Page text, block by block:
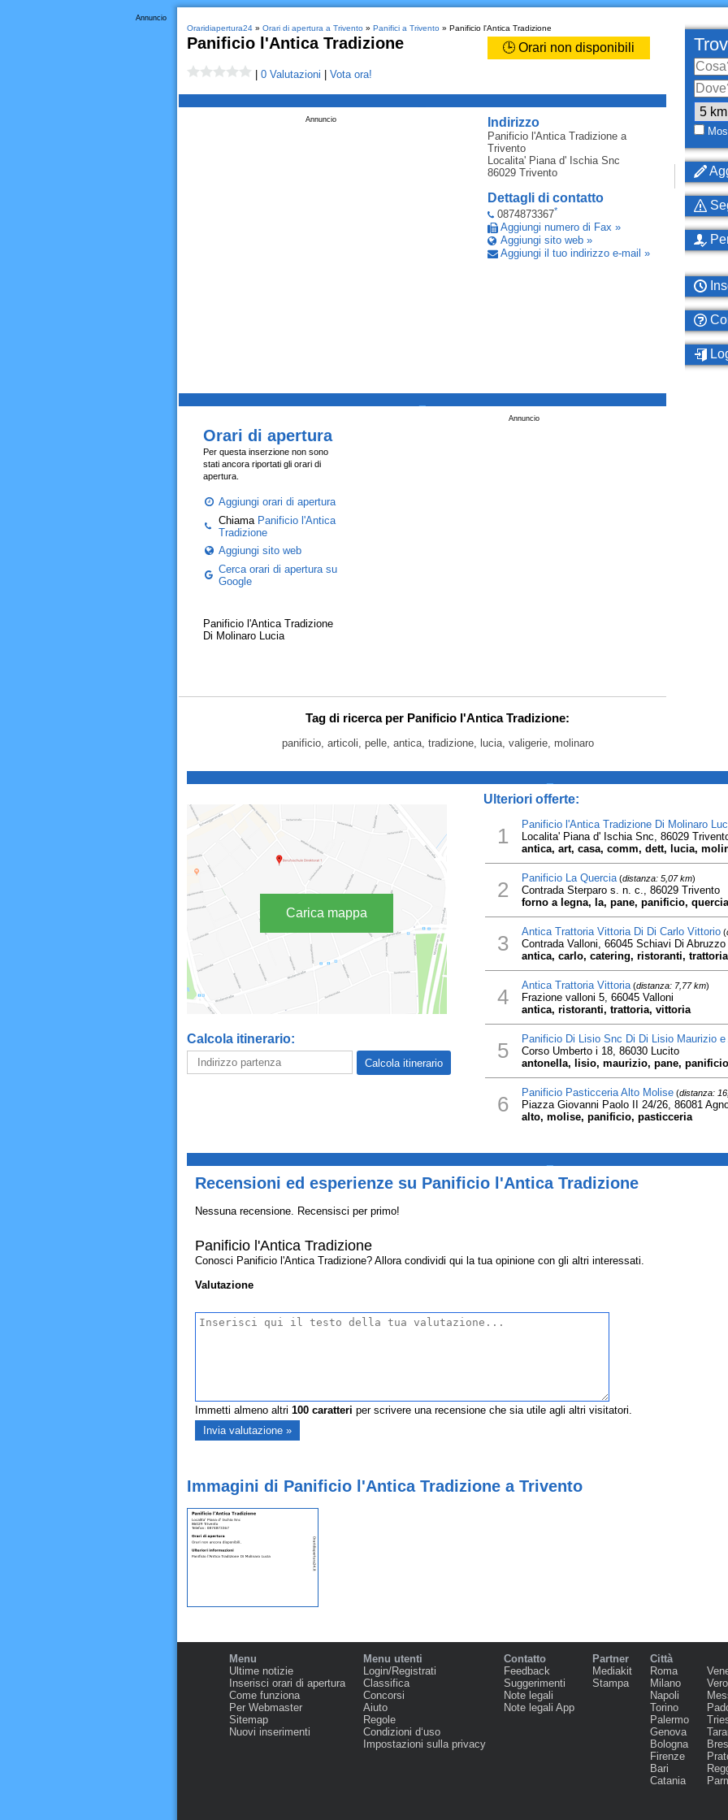
Annuncio
Oraridiapertura24» Orari di apertura a Trivento» Panifici a Trivento» Panificio l'Antica Tradizione
Panificio l'Antica Tradizione 🕒 Orari non disponibili
0 Valutazioni Vota ora!
Indirizzo
Panificio l'Antica Tradizionea
Trivento
Localita' Piana d' Ischia Snc
86029 Trivento
Dettagli di contatto
0874873367*
Aggiungi numero di Fax »
Aggiungi sito web »
Aggiungi il tuo indirizzo e-mail »
Annuncio
Annuncio
Orari di apertura
Per questa inserzione non sono
stati ancora riportati gli orari di
apertura.
Aggiungi orari di apertura
Chiama Panificio l'Antica
Tradizione
Aggiungi sito web
Cerca orari di apertura su
Google
Panificio l'Antica Tradizione
Di Molinaro Lucia
Tag di ricerca per Panificio l'Antica Tradizione:
panificio, articoli, pelle, antica, tradizione, lucia, valigerie, molinaro
Carica mappa
Calcola itinerario:
Ulteriori offerte:
1 Panificio l'Antica Tradizione Di Molinaro
Localita' Piana d' Ischia Snc, 86029
antica, art, casa, comm, dett, lucia,
2 Panificio La Quercia(distanza: 5,07 km)
Contrada Sterparo s. n. c., 86029 Trivento
forno a legna, la, pane, panificio, quercia
3 Antica Trattoria Vittoria Di Di Carlo Vittorio(
Contrada Valloni, 66045 Schiavi Di Abruzzo
antica, carlo, catering, ristoranti,
4 Antica Trattoria Vittoria(distanza: 7,77 km)
Frazione valloni 5, 66045 Valloni
antica, ristoranti, trattoria, vittoria
5 Panificio Di Lisio Snc Di Di Lisio Maurizio e
Corso Umberto i 18, 86030 Lucito
antonella, lisio, maurizio, pane,
6 Panificio Pasticceria Alto Molise(distanza:
Piazza Giovanni Paolo II 24/26, 86081
alto, molise, panificio, pasticceria
Recensioni ed esperienze su Panificio l'Antica Tradizione
Nessuna recensione. Recensisci per primo!
Panificio l'Antica Tradizione
Conosci Panificio l'Antica Tradizione? Allora condividi qui la tua opinione con gli altri interessati.
Valutazione
Immetti almeno altri 100caratteri per scrivere una recensione che sia utile agli altri visitatori.
Immagini di Panificio l'Antica Tradizione a Trivento
Menu
Ultime notizie
Inserisci orari di apertura
Come funziona
Per Webmaster
Sitemap
Nuovi inserimenti
Menu utenti
Login/Registrati
Classifica
Concorsi
Aiuto
Regole
Condizioni d‘uso
Impostazioni sulla privacy
Contatto
Feedback
Suggerimenti
Note legali
Note legali App
Partner
Mediakit
Stampa
Città
Roma
Milano
Napoli
Torino
Palermo
Genova
Bologna
Firenze
Bari
Catania